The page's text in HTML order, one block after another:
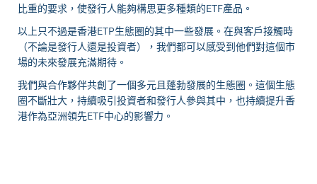
比重的要求，使發行人能夠構思更多種類的ETF產品。
以上只不過是香港ETP生態圈的其中一些發展。在與客戶接觸時
（不論是發行人還是投資者），我們都可以感受到他們對這個市
場的未來發展充滿期待。
我們與合作夥伴共創了一個多元且蓬勃發展的生態圈。這個生態
圈不斷壯大，持續吸引投資者和發行人參與其中，也持續提升香
港作為亞洲領先ETF中心的影響力。